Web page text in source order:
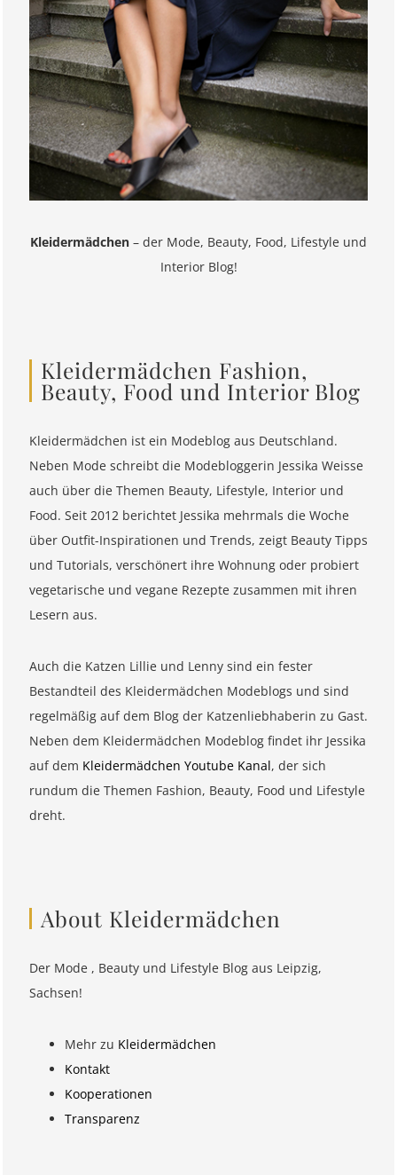
Kleidermädchen – der Mode, Beauty, Food, Lifestyle und
Interior Blog!
Kleidermädchen Fashion,
Beauty, Food und Interior Blog
Kleidermädchen ist ein Modeblog aus Deutschland.
Neben Mode schreibt die Modebloggerin Jessika Weisse
auch über die Themen Beauty, Lifestyle, Interior und
Food. Seit 2012 berichtet Jessika mehrmals die Woche
über Outfit-Inspirationen und Trends, zeigt Beauty Tipps
und Tutorials, verschönert ihre Wohnung oder probiert
vegetarische und vegane Rezepte zusammen mit ihren
Lesern aus.
Auch die Katzen Lillie und Lenny sind ein fester
Bestandteil des Kleidermädchen Modeblogs und sind
regelmäßig auf dem Blog der Katzenliebhaberin zu Gast.
Neben dem Kleidermädchen Modeblog findet ihr Jessika
auf dem Kleidermädchen Youtube Kanal, der sich
rundum die Themen Fashion, Beauty, Food und Lifestyle
dreht.
About Kleidermädchen
Der Mode , Beauty und Lifestyle Blog aus Leipzig,
Sachsen!
Mehr zu Kleidermädchen
Kontakt
Kooperationen
Transparenz